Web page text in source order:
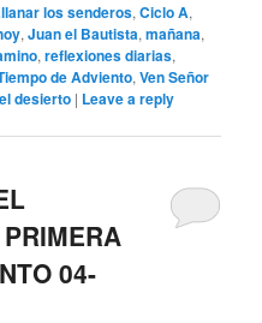
los senderos,Ciclo A,
,Juan el Bautista,mañana,
,reflexiones diarias,
de Adviento,Ven Señor
desierto | Leave a reply
04-